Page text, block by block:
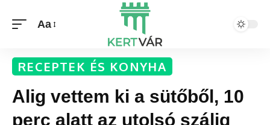
Aa
RECEPTEK ÉS KONYHA
Alig vettem ki a sütőből, 10
perc alatt az utolsó szálig